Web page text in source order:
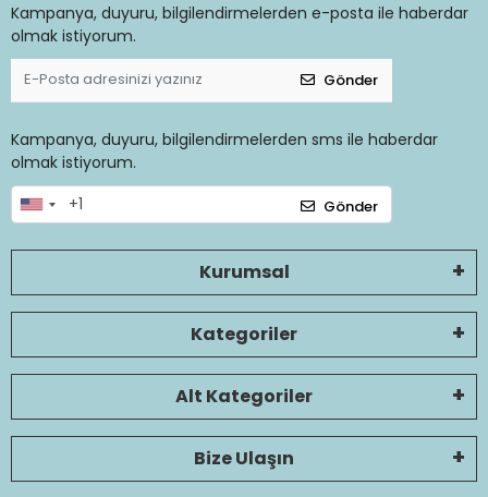
Kampanya, duyuru, bilgilendirmelerden e-posta ile haberdar
olmak istiyorum.
Gönder
Kampanya, duyuru, bilgilendirmelerden sms ile haberdar
olmak istiyorum.
Gönder
Kurumsal
Kategoriler
Alt Kategoriler
Bize Ulaşın